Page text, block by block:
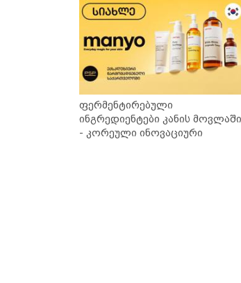
ფერმენტირებული
ინგრედიენტები კანის მოვლაში
- კორეული ინოვაციური